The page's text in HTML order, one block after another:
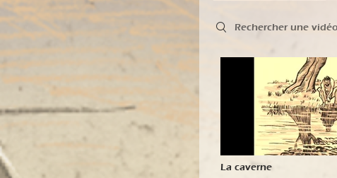
Search videos
La caverne